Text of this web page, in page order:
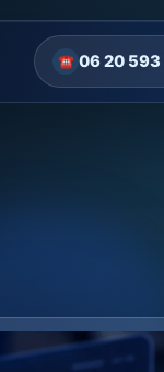
☎ 06 20 593